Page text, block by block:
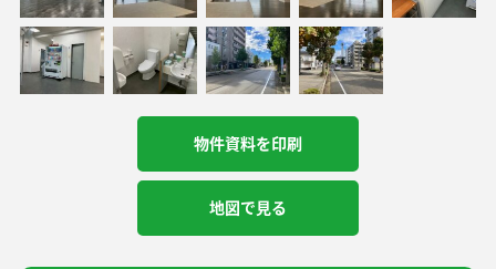
物件資料を印刷
地図で見る